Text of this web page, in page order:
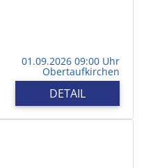
01.09.2026 09:00 Uhr
Obertaufkirchen
DETAIL